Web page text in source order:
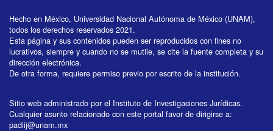
Hecho en México, Universidad Nacional Autónoma de México (UNAM),
todos los derechos reservados 2021.
Esta página y sus contenidos pueden ser reproducidos con fines no
lucrativos, siempre y cuando no se mutile, se cite la fuente completa y su
dirección electrónica.
De otra forma, requiere permiso previo por escrito de la institución.
Sitio web administrado por el Instituto de Investigaciones Jurídicas.
Cualquier asunto relacionado con este portal favor de dirigirse a:
padiij@unam.mx